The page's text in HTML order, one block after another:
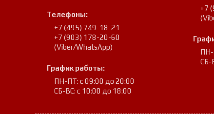
Телефоны:
+7 (495) 749-18-21
+7 (903) 178-20-60
(Viber/WhatsApp)
График работы:
ПН-ПТ: с 09:00 до 20:00
СБ-ВС: с 10:00 до 18:00
+7
ПН-
СБ-